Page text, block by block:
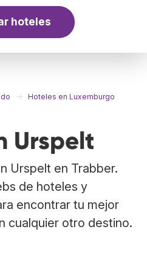
hoteles
Hoteles en Luxemburgo
Urspelt
Urspelt en Trabber.
de hoteles y
encontrar tu mejor
cualquier otro destino.